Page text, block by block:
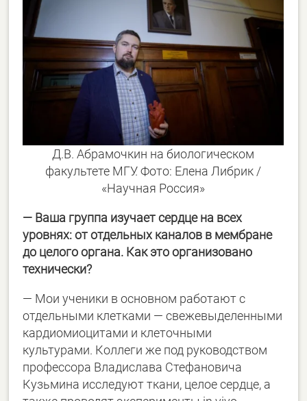
Д.В. Абрамочкин на биологическом
факультете МГУ. Фото: Елена Либрик /
«Научная Россия»
— Ваша группа изучает сердце на всех
уровнях: от отдельных каналов в мембране
до целого органа. Как это организовано
технически?
— Мои ученики в основном работают с
отдельными клетками — свежевыделенными
кардиомиоцитами и клеточными
культурами. Коллеги же под руководством
профессора Владислава Стефановича
Кузьмина исследуют ткани, целое сердце, а